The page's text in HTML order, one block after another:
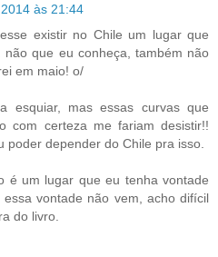
às 21:44
existir no Chile um lugar que
não que eu conheça, também não
em maio! o/
esquiar, mas essas curvas que
com certeza me fariam desistir!!
poder depender do Chile pra isso.
é um lugar que eu tenha vontade
vontade não vem, acho difícil
do livro.